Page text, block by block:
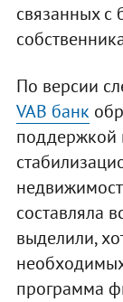
связанных
По версии
VAB банк
поддержкой
составляла
выделили,
программа